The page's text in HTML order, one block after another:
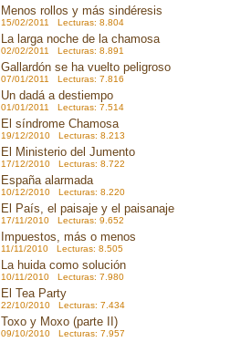
Menos rollos y más sindéresis
15/02/2011 Lecturas: 8.804
La larga noche de la chamosa
02/02/2011 Lecturas: 8.891
Gallardón se ha vuelto peligroso
07/01/2011 Lecturas: 7.816
Un dadá a destiempo
01/01/2011 Lecturas: 7.514
El síndrome Chamosa
19/12/2010 Lecturas: 8.213
El Ministerio del Jumento
17/12/2010 Lecturas: 8.722
España alarmada
10/12/2010 Lecturas: 8.220
El País, el paisaje y el paisanaje
17/11/2010 Lecturas: 9.652
Impuestos, más o menos
11/11/2010 Lecturas: 8.505
La huida como solución
10/11/2010 Lecturas: 7.980
El Tea Party
22/10/2010 Lecturas: 7.434
Toxo y Moxo (parte II)
09/10/2010 Lecturas: 7.957